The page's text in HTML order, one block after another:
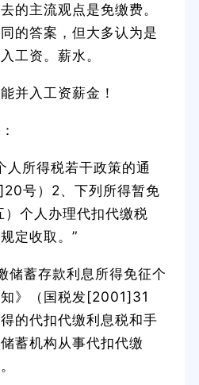
的主流观点是免缴费。
的答案，但大多认为是
工资。薪水。
并入工资薪金！
人所得税若干政策的通
号）2、下列所得暂免
个人办理代扣代缴税
定收取。”
储蓄存款利息所得免征个
》（国税发[2001]31
的代扣代缴利息税和手
蓄机构从事代扣代缴